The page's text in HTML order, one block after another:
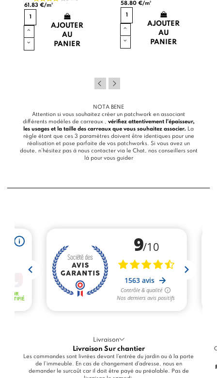
61.83 €/m²
AJOUTER
AU
PANIER
58.80 €/m²
AJOUTER
AU
PANIER
NOTA BENE
Attention si vous souhaitez créer un patchwork en associant
différents modèles de carreaux , vérifiez attentivement l’épaisseur,
les usages et la taille des carreaux que vous souhaitez associer. La
règle étant que ces 3 paramètres doivent être identiques pour une
réalisation et pose parfaite de vos patchworks. Si vous avez un
doute, n’hésitez pas à nous contacter via le Chat, nos conseillers sont
là pour vous guider
Livraison
Livraison Sur chantier
Les commandes sont livrées devant l'entrée du jardin ou à la porte
de l'immeuble. En cas de changement d'adresse, nous en
demander le surcoût car il doit être payé au préalable. Pas de